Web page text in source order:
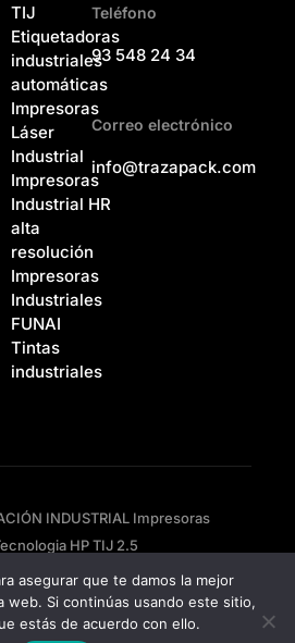
TIJ
Etiquetadoras
industriales
automáticas
Impresoras
Láser
Industrial
Impresoras
Industrial HR
alta
resolución
Impresoras
Industriales
FUNAI
Tintas
industriales
Teléfono
93 548 24 34
Correo electrónico
info@trazapack.com
INDUSTRIAL Impresoras
HP TIJ 2.5
asegurar que te damos la mejor
web. Si continúas usando este sitio,
estás de acuerdo con ello.